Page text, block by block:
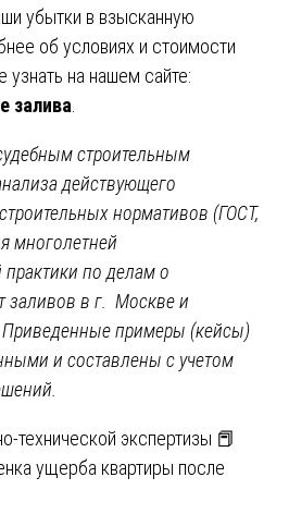
убытки в взысканную
об условиях и стоимости
на нашем сайте:
залива
строительным
действующего
нормативов (ГОСТ,
многолетней
по делам о
заливов в г. Москве и
примеры (кейсы)
и составлены с учетом
технической экспертизы 📕
ущерба квартиры после